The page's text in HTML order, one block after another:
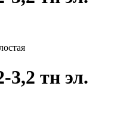
3,2 тн эл.